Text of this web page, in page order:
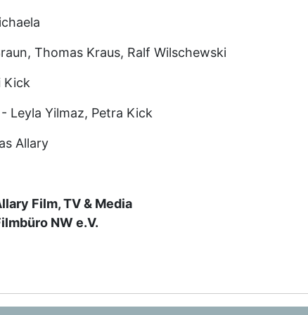
Thomas Kraus, Ralf Wilschewski
Kick
Leyla Yilmaz, Petra Kick
Allary
Film, TV & Media
NW e.V.
des Regisseurs